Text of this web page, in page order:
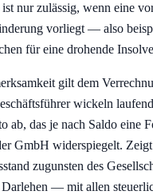
nur zulässig, wenn eine
vorliegt — also
für eine drohende
gilt dem
wickeln
ab, das je nach Saldo eine
GmbH widerspiegelt.
zugunsten des
Darlehen — mit allen